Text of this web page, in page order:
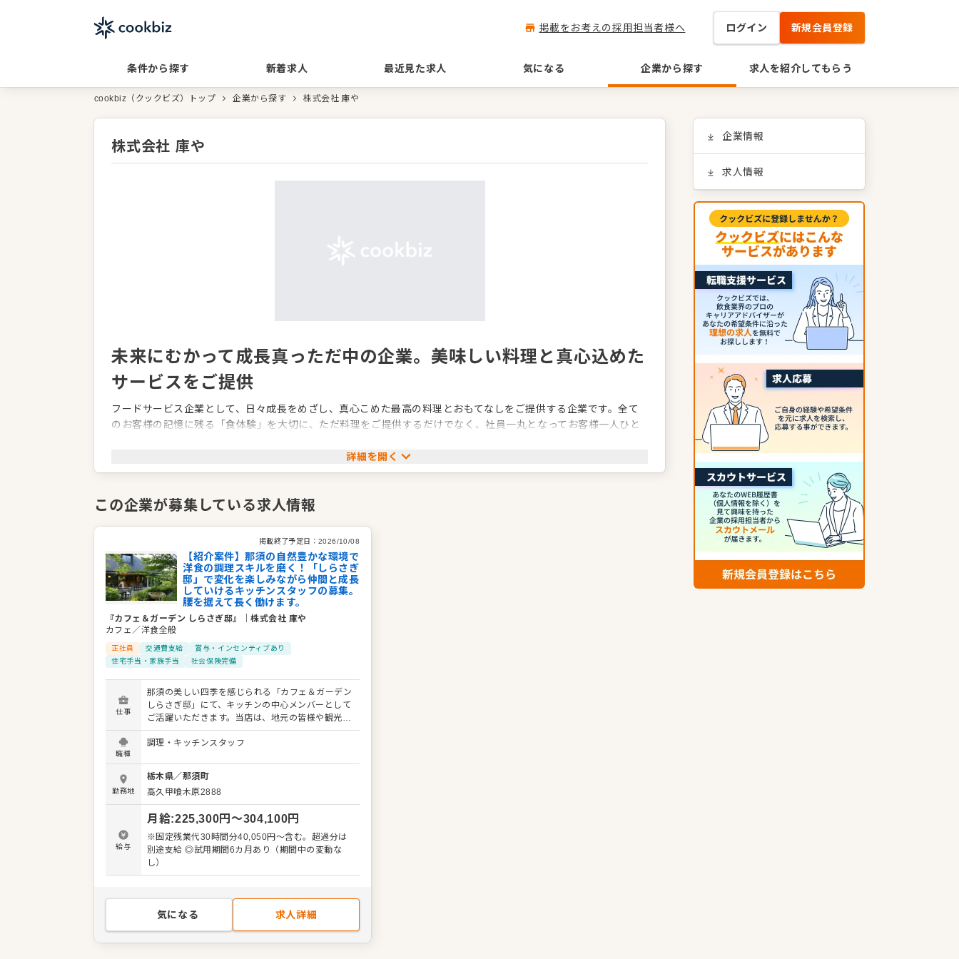
掲載をお考えの採用担当者様へ ログイン 新規会員登録
条件から探す 新着求人 最近見た求人 気になる 企業から探す 求人を紹介してもらう
cookbiz（クックビズ）トップ 企業から探す 株式会社 庫や
株式会社 庫や
未来にむかって成長真っただ中の企業。美味しい料理と真心込めた
サービスをご提供
フードサービス企業として、日々成長をめざし、真心こめた最高の料理とおもてなしをご提供する企業です。全て
のお客様の記憶に残る「食体験」を大切に、ただ料理をご提供するだけでなく、社員一丸となってお客様一人ひと
変化の多い時代ですが、常に社会の一歩先を見据えたサービスを心がけ、お客様の幸せはもちろん、スタッフの幸
業種／業態
パティスリー・製菓
事業内容
菓子製造と販売、レストラン事業の経営
代表者
代表取締役 久保田 令
事業所
栃木県那須塩原市下田野532-171
詳細を開く
この企業が募集している求人情報
掲載終了予定日： 2026/10/08
【紹介案件】那須の自然豊かな環境で
洋食の調理スキルを磨く！「しらさぎ
邸」で変化を楽しみながら仲間と成長
していけるキッチンスタッフの募集。
腰を据えて長く働けます。
『カフェ＆ガーデン しらさぎ邸』 ｜株式会社 庫や
カフェ／洋食全般
正社員 交通費支給
賞与・インセンティブあり
住宅手当・家族手当
社会保険完備
仕事
那須の美しい四季を感じられる「カフェ＆ガーデン
しらさぎ邸」にて、キッチンの中心メンバーとして
ご活躍いただきます。当店は、地元の皆様や観光で
訪れる多くのお客様にお食事やデザートが好評をい
ただくカフェレストランです。 お任せするのは、洋
ど、店舗運営に関わる幅広い業務に携わっていただ
きます。 メニューのクオリティを高めるため、学ぶ
意欲をお持ちの方を歓迎いたします。周囲のスタッ
フと協力しながら、日々の変化を楽しみ、共に成長
していける環境が整っています。自然に囲まれた心
地よい空間で、調理の技術を磨きながら腰を据えて
長く働けます。 ＜おすすめポイント＞ 観光地とし
つ、スタッフ同士で高め合える環境が魅力です。学
ぶ意欲を大切にする職場のため、スキルアップを目
職種
調理・キッチンスタッフ
勤務地
栃木県／那須町
高久甲喰木原2888
給与
月給:225,300円〜304,100円
※固定残業代30時間分40,050円～含む。超過分は
別途支給 ◎試用期間6カ月あり（期間中の変動な
し）
気になる 求人詳細
企業情報
求人情報